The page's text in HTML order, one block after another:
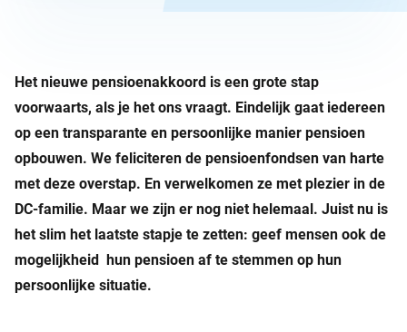
Het nieuwe pensioenakkoord is een grote stap
voorwaarts, als je het ons vraagt. Eindelijk gaat iedereen
op een transparante en persoonlijke manier pensioen
opbouwen. We feliciteren de pensioenfondsen van harte
met deze overstap. En verwelkomen ze met plezier in de
DC-familie. Maar we zijn er nog niet helemaal. Juist nu is
het slim het laatste stapje te zetten: geef mensen ook de
mogelijkheid hun pensioen af te stemmen op hun
persoonlijke situatie.